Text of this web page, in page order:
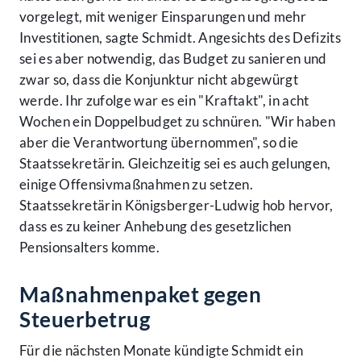
vorgelegt, mit weniger Einsparungen und mehr
Investitionen, sagte Schmidt. Angesichts des Defizits
sei es aber notwendig, das Budget zu sanieren und
zwar so, dass die Konjunktur nicht abgewürgt
werde. Ihr zufolge war es ein "Kraftakt", in acht
Wochen ein Doppelbudget zu schnüren. "Wir haben
aber die Verantwortung übernommen", so die
Staatssekretärin. Gleichzeitig sei es auch gelungen,
einige Offensivmaßnahmen zu setzen.
Staatssekretärin Königsberger-Ludwig hob hervor,
dass es zu keiner Anhebung des gesetzlichen
Pensionsalters komme.
Maßnahmenpaket gegen
Steuerbetrug
Für die nächsten Monate kündigte Schmidt ein